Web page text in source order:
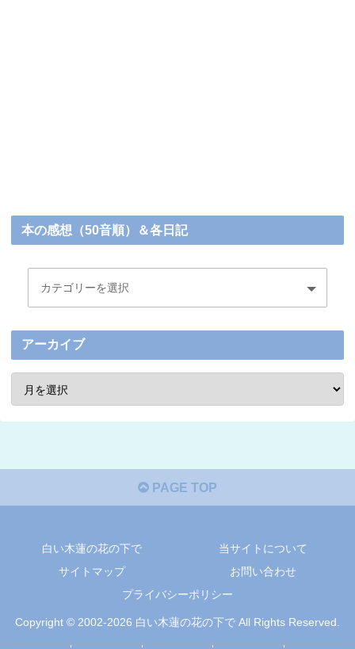
本の感想（50音順）＆各日記
アーカイブ
PAGE TOP
白い木蓮の花の下で
当サイトについて
サイトマップ
お問い合わせ
プライバシーポリシー
Copyright © 2002-2026 白い木蓮の花の下で All Rights Reserved.